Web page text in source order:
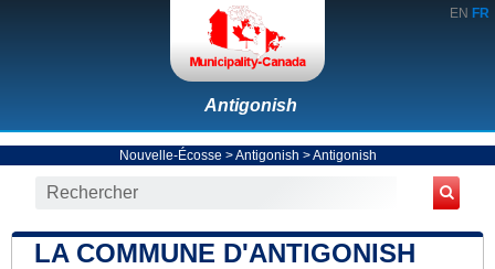
EN FR
Antigonish
Nouvelle-Écosse >Antigonish >Antigonish
LA COMMUNE D'ANTIGONISH